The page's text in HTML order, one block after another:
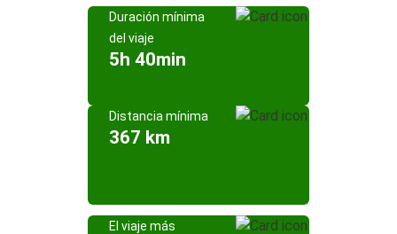
Duración mínima
del viaje
5h 40min
Distancia mínima
367 km
El viaje más